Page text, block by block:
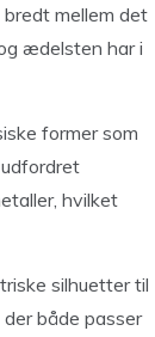
mellem det
ædelsten har i
former som
hvilket
silhuetter til
både passer